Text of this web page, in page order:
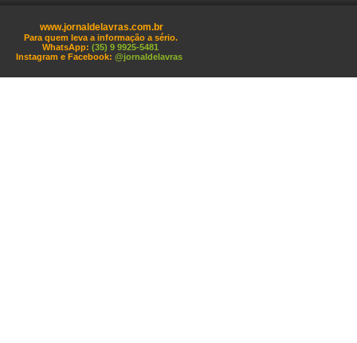
www.jornaldelavras.com.br
Para quem leva a informação a sério.
WhatsApp: (35) 9 9925-5481
Instagram e Facebook: @jornaldelavras